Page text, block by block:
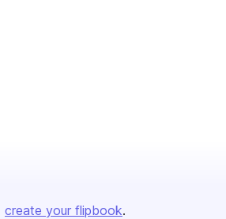
create your flipbook.